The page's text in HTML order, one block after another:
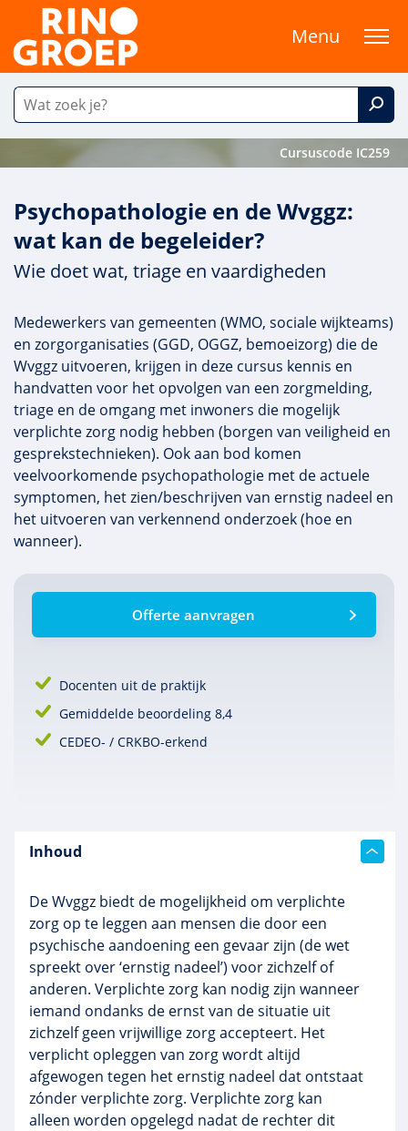
Menu
Cursuscode IC259
Psychopathologie en de Wvggz:
wat kan de begeleider?
Wie doet wat, triage en vaardigheden
Medewerkers van gemeenten (WMO, sociale wijkteams)
en zorgorganisaties (GGD, OGGZ, bemoeizorg) die de
Wvggz uitvoeren, krijgen in deze cursus kennis en
handvatten voor het opvolgen van een zorgmelding,
triage en de omgang met inwoners die mogelijk
verplichte zorg nodig hebben (borgen van veiligheid en
gesprekstechnieken). Ook aan bod komen
veelvoorkomende psychopathologie met de actuele
symptomen, het zien/beschrijven van ernstig nadeel en
het uitvoeren van verkennend onderzoek (hoe en
wanneer).
Offerte aanvragen
Docenten uit de praktijk
Gemiddelde beoordeling 8,4
CEDEO- / CRKBO-erkend
Inhoud
De Wvggz biedt de mogelijkheid om verplichte
zorg op te leggen aan mensen die door een
psychische aandoening een gevaar zijn (de wet
spreekt over ‘ernstig nadeel’) voor zichzelf of
anderen. Verplichte zorg kan nodig zijn wanneer
iemand ondanks de ernst van de situatie uit
zichzelf geen vrijwillige zorg accepteert. Het
verplicht opleggen van zorg wordt altijd
afgewogen tegen het ernstig nadeel dat ontstaat
zónder verplichte zorg. Verplichte zorg kan
alleen worden opgelegd nadat de rechter dit